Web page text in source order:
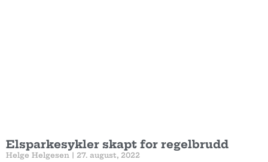
Elsparkesykler skapt for regelbrudd
Helge Helgesen 27. august, 2022